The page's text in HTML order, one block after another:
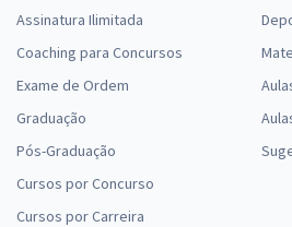
Assinatura Ilimitada
Coaching para Concursos
Exame de Ordem
Graduação
Pós-Graduação
Cursos por Concurso
Cursos por Carreira